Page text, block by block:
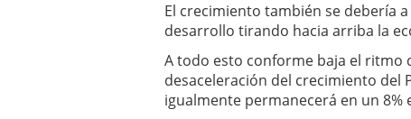
El crecimiento también se debería
desarrollo tirando hacia arriba la
A todo esto conforme baja el ritmo
desaceleración del crecimiento del
igualmente permanecerá en un 8%